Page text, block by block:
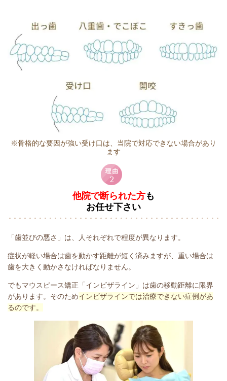
※骨格的な要因が強い受け口は、当院で対応できない場合があり
ます
他院で断られた方も
お任せ下さい
「歯並びの悪さ」は、人それぞれで程度が異なります。
症状が軽い場合は歯を動かす距離が短く済みますが、重い場合は
歯を大きく動かさなければなりません。
でもマウスピース矯正「インビザライン」は歯の移動距離に限界
があります。そのためインビザラインでは治療できない症例があ
るのです。